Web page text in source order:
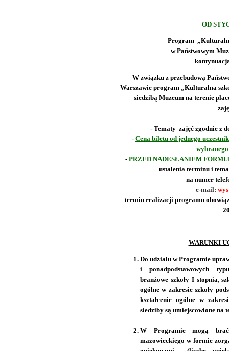
OD
Program
w Państwowym
W związku z przebudową
Warszawie program „Kulturalna
siedzibą Muzeum na terenie
- Tematy zajęć zgodnie z
- Cena biletu od jednego
- PRZED NADESŁANIEM
ustalenia terminu i
na numer
e-mail:
termin realizacji programu
WARUNKI
Do udziału w Programie
i ponadpodstawowych
branżowe szkoły I stopnia,
ogólne w zakresie szkoły
kształcenie ogólne w
siedziby są umiejscowione na
W Programie mogą
mazowieckiego w formie